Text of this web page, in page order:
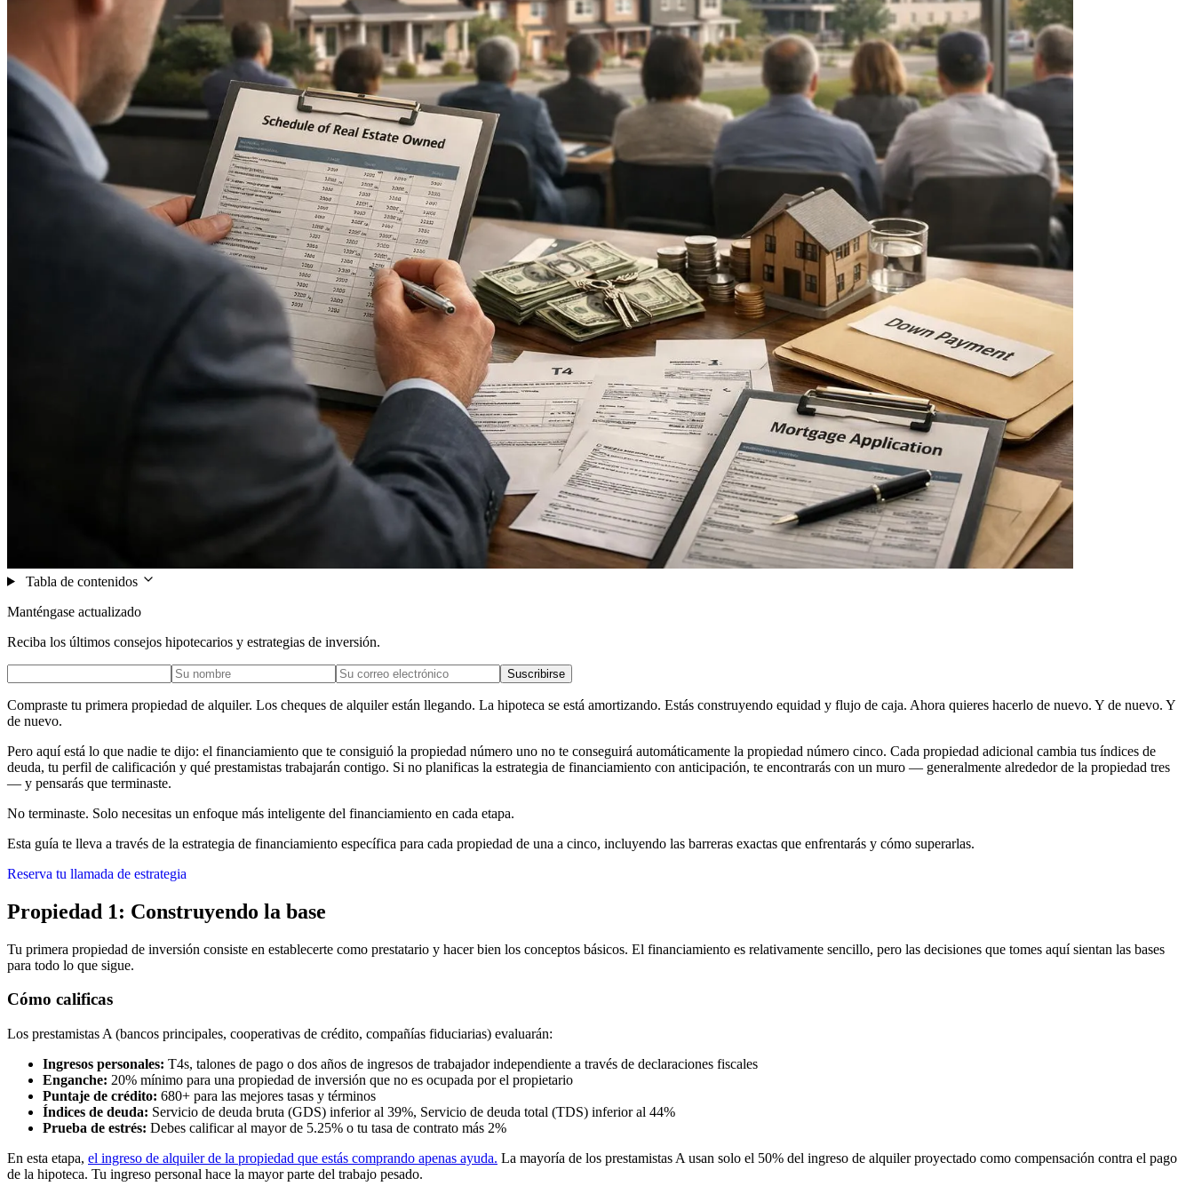
Tabla de contenidos
Manténgase actualizado
Reciba los últimos consejos hipotecarios y estrategias de inversión.
Suscribirse
Compraste tu primera propiedad de alquiler. Los cheques de alquiler están llegando. La hipoteca se está amortizando. Estás construyendo equidad y flujo de caja. Ahora quieres hacerlo de nuevo. Y de nuevo. Y
de nuevo.
Pero aquí está lo que nadie te dijo: el financiamiento que te consiguió la propiedad número uno no te conseguirá automáticamente la propiedad número cinco. Cada propiedad adicional cambia tus índices de
deuda, tu perfil de calificación y qué prestamistas trabajarán contigo. Si no planificas la estrategia de financiamiento con anticipación, te encontrarás con un muro — generalmente alrededor de la propiedad tres
— y pensarás que terminaste.
No terminaste. Solo necesitas un enfoque más inteligente del financiamiento en cada etapa.
Esta guía te lleva a través de la estrategia de financiamiento específica para cada propiedad de una a cinco, incluyendo las barreras exactas que enfrentarás y cómo superarlas.
Reserva tu llamada de estrategia
Propiedad 1: Construyendo la base
Tu primera propiedad de inversión consiste en establecerte como prestatario y hacer bien los conceptos básicos. El financiamiento es relativamente sencillo, pero las decisiones que tomes aquí sientan las bases
para todo lo que sigue.
Cómo calificas
Los prestamistas A (bancos principales, cooperativas de crédito, compañías fiduciarias) evaluarán:
Ingresos personales: T4s, talones de pago o dos años de ingresos de trabajador independiente a través de declaraciones fiscales
Enganche: 20% mínimo para una propiedad de inversión que no es ocupada por el propietario
Puntaje de crédito: 680+ para las mejores tasas y términos
Índices de deuda: Servicio de deuda bruta (GDS) inferior al 39%, Servicio de deuda total (TDS) inferior al 44%
Prueba de estrés: Debes calificar al mayor de 5.25% o tu tasa de contrato más 2%
En esta etapa, el ingreso de alquiler de la propiedad que estás comprando apenas ayuda. La mayoría de los prestamistas A usan solo el 50% del ingreso de alquiler proyectado como compensación contra el pago
de la hipoteca. Tu ingreso personal hace la mayor parte del trabajo pesado.